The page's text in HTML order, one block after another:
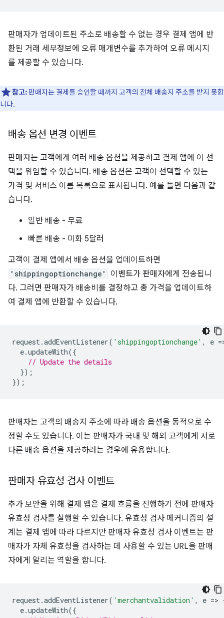
판매자가 업데이트된 주소로 배송할 수 없는 경우 결제 앱에 반
환된 거래 세부정보에 오류 매개변수를 추가하여 오류 메시지
를 제공할 수 있습니다.
참고:판매자는 결제를 승인할 때까지 고객의 전체 배송지 주소를 받지 못합
니다.
배송 옵션 변경 이벤트
판매자는 고객에게 여러 배송 옵션을 제공하고 결제 앱에 이 선
택을 위임할 수 있습니다. 배송 옵션은 고객이 선택할 수 있는
가격 및 서비스 이름 목록으로 표시됩니다. 예를 들면 다음과 같
습니다.
일반 배송 - 무료
빠른 배송 - 미화 5달러
고객이 결제 앱에서 배송 옵션을 업데이트하면
'shippingoptionchange'
이벤트가 판매자에게 전송됩니
다. 그러면 판매자가 배송비를 결정하고 총 가격을 업데이트하
여 결제 앱에 반환할 수 있습니다.
request.addEventListener( 'shippingoptionchange' , e =
e.updateWith({
// Update the details
});
});
판매자는 고객의 배송지 주소에 따라 배송 옵션을 동적으로 수
정할 수도 있습니다. 이는 판매자가 국내 및 해외 고객에게 서로
다른 배송 옵션을 제공하려는 경우에 유용합니다.
판매자 유효성 검사 이벤트
추가 보안을 위해 결제 앱은 결제 흐름을 진행하기 전에 판매자
유효성 검사를 실행할 수 있습니다. 유효성 검사 메커니즘의 설
계는 결제 앱에 따라 다르지만 판매자 유효성 검사 이벤트는 판
매자가 자체 유효성을 검사하는 데 사용할 수 있는 URL을 판매
자에게 알리는 역할을 합니다.
request.addEventListener( 'merchantvalidation' , e =>
e.updateWith({